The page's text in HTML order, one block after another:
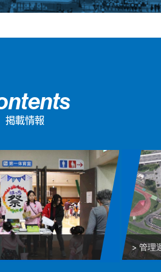
掲載情報
管理